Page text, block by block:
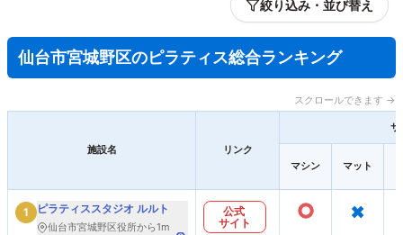
絞り込み・並び替え
仙台市宮城野区のピラティス総合ランキング
スクロールできます →
施設名 リンク
サ
マシン マット
1 ピラティススタジオ ルルト
仙台市宮城野区役所から1m
公式
サイト
○ ×